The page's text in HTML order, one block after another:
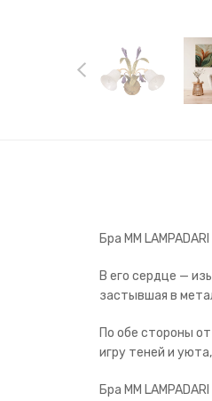
Бра MM
В его сердце —
застывшая в
По обе стороны
игру теней и
Бра MM